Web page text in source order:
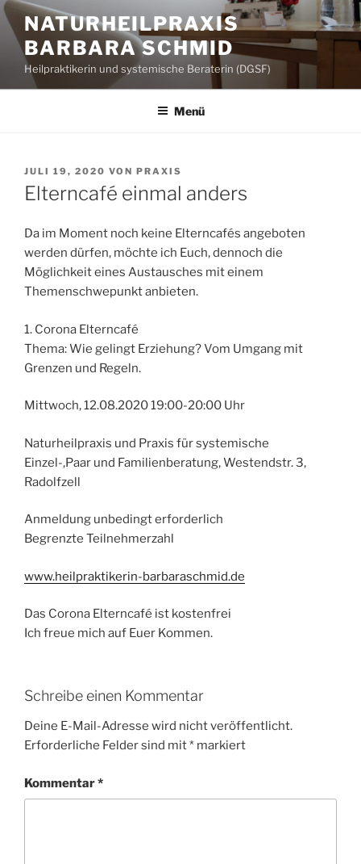
Zum
Inhalt
springen
NATURHEILPRAXIS
BARBARA SCHMID
Heilpraktikerin und systemische Beraterin (DGSF)
Menü
VERÖFFENTLICHT
AM
JULI 19, 2020 VON PRAXIS
Elterncafé einmal anders
Da im Moment noch keine Elterncafés angeboten
werden dürfen, möchte ich Euch, dennoch die
Möglichkeit eines Austausches mit einem
Themenschwepunkt anbieten.
1. Corona Elterncafé
Thema: Wie gelingt Erziehung? Vom Umgang mit
Grenzen und Regeln.
Mittwoch, 12.08.2020 19:00-20:00 Uhr
Naturheilpraxis und Praxis für systemische
Einzel-,Paar und Familienberatung, Westendstr. 3,
Radolfzell
Anmeldung unbedingt erforderlich
Begrenzte Teilnehmerzahl
www.heilpraktikerin-barbaraschmid.de
Das Corona Elterncafé ist kostenfrei
Ich freue mich auf Euer Kommen.
Schreibe einen Kommentar
Deine E-Mail-Adresse wird nicht veröffentlicht.
Erforderliche Felder sind mit* markiert
Kommentar*